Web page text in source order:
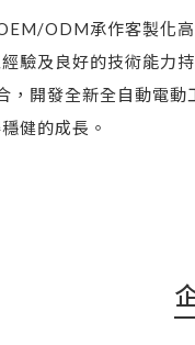
ODM承作客製化
驗及良好的技術能力持
，開發全新全自動電動
健的成長。